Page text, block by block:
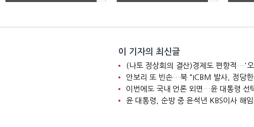
혈세…기가 차"
발당해
시의
이 기자의 최신글
(나토 정상회의 결산)경제도 편향적…'
안보리 또 빈손…북 "ICBM 발사, 정당
이번에도 국내 언론 외면…윤 대통령 선
윤 대통령, 순방 중 윤석년 KBS이사 해